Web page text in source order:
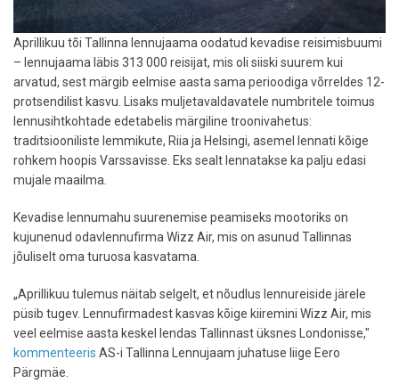
Aprillikuu tõi Tallinna lennujaama oodatud kevadise reisimisbuumi
– lennujaama läbis 313 000 reisijat, mis oli siiski suurem kui
arvatud, sest märgib eelmise aasta sama perioodiga võrreldes 12-
protsendilist kasvu. Lisaks muljetavaldavatele numbritele toimus
lennusihtkohtade edetabelis märgiline troonivahetus:
traditsiooniliste lemmikute, Riia ja Helsingi, asemel lennati kõige
rohkem hoopis Varssavisse. Eks sealt lennatakse ka palju edasi
mujale maailma.
Kevadise lennumahu suurenemise peamiseks mootoriks on
kujunenud odavlennufirma Wizz Air, mis on asunud Tallinnas
jõuliselt oma turuosa kasvatama.
„Aprillikuu tulemus näitab selgelt, et nõudlus lennureiside järele
püsib tugev. Lennufirmadest kasvas kõige kiiremini Wizz Air, mis
veel eelmise aasta keskel lendas Tallinnast üksnes Londonisse,"
kommenteeris AS-i Tallinna Lennujaam juhatuse liige Eero
Pärgmäe.